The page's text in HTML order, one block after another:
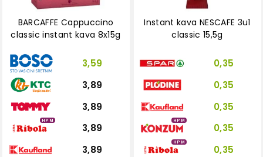
BARCAFFE Cappuccino
classic instant kava 8x15g
3,59
3,89
3,89
HPM
3,89
3,89
Instant kava NESCAFE 3u1
classic 15,5g
0,35
0,35
0,35
HPM
0,35
HPM
0,35